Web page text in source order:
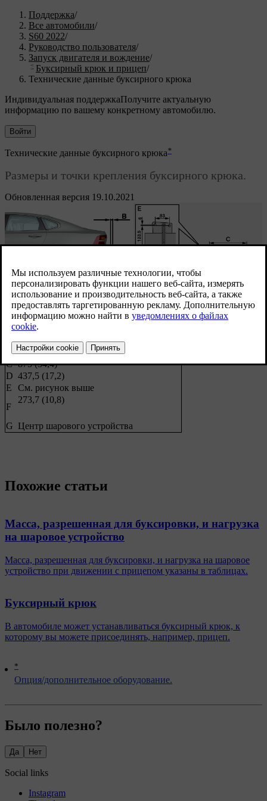
Поддержка/
Все автомобили/
S60 2022/
Руководство пользователя/
Запуск двигателя и вождение/
Буксирный крюк и прицеп/
Технические данные буксирного крюка
Индивидуальная поддержкаПолучите актуальную
информацию по вашему конкретному автомобилю.
Войти
Обновленная версия 19.10.2021
Технические данные буксирного крюка*
Размеры и точки крепления буксирного крюка.
Размеры, точки крепления, мм (дюймы)
A
1121,9 (44,2)
B
C 875 (34,4)
D 437,5 (17,2)
Е
См. рисунок выше
F
273,7 (10,8)
G Центр шарового устройства
*
Опция/дополнительное оборудование.
Похожие статьи
Масса, разрешенная для буксировки, и нагрузка
на шаровое устройство
Масса, разрешенная для буксировки, и нагрузка на шаровое
устройство при движении с прицепом указаны в таблицах.
Буксирный крюк
В автомобиле может устанавливаться буксирный крюк, к
которому вы можете присоединять, например, прицеп.
Было полезно?
Да Нет